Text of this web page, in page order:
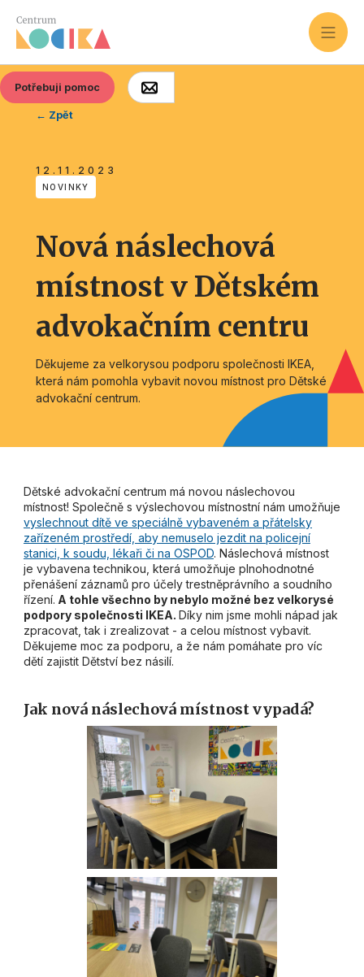
Potřebuji pomoc
← Zpět
12.11.2023
NOVINKY
Nová náslechová
místnost v Dětském
advokačním centru
Děkujeme za velkorysou podporu společnosti IKEA,
která nám pomohla vybavit novou místnost pro Dětské
advokační centrum.
Dětské advokační centrum má novou náslechovou
místnost! Společně s výslechovou místnostní nám umožňuje
vyslechnout dítě ve speciálně vybaveném a přátelsky
zařízeném prostředí, aby nemuselo jezdit na policejní
stanici, k soudu, lékaři či na OSPOD. Náslechová místnost
je vybavena technikou, která umožňuje plnohodnotné
přenášení záznamů pro účely trestněprávního a soudního
řízení. A tohle všechno by nebylo možné bez velkorysé
podpory společnosti IKEA. Díky nim jsme mohli nápad jak
zpracovat, tak i zrealizovat - a celou místnost vybavit.
Děkujeme moc za podporu, a že nám pomáhate pro víc
dětí zajistit Dětství bez násilí.
Jak nová náslechová místnost vypadá?